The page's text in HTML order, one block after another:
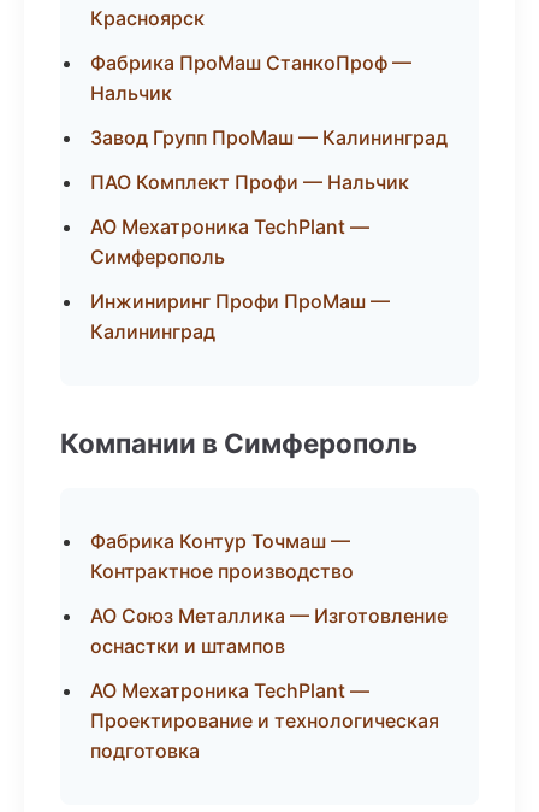
Красноярск
Фабрика ПроМаш СтанкоПроф —
Нальчик
Завод Групп ПроМаш — Калининград
ПАО Комплект Профи — Нальчик
АО Мехатроника TechPlant —
Симферополь
Инжиниринг Профи ПроМаш —
Калининград
Компании в Симферополь
Фабрика Контур Точмаш —
Контрактное производство
АО Союз Металлика — Изготовление
оснастки и штампов
АО Мехатроника TechPlant —
Проектирование и технологическая
подготовка